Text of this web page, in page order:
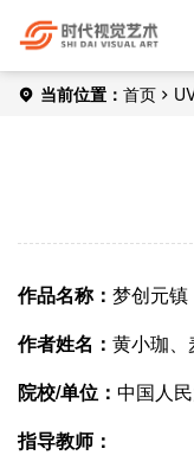
当前位置： 首页
作品名称： 梦创元镇
作者姓名： 黄小珈、
院校/单位： 中国人
指导教师：